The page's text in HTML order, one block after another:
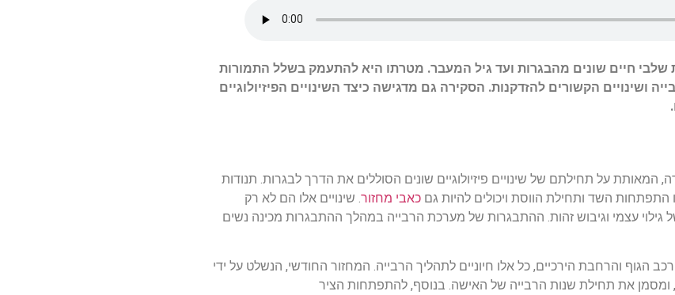
שלבי חיים שונים מהבגרות ועד גיל המעבר. מטרתו היא להתעמק בשלל התמורות
ושינויים הקשורים להזדקנות. הסקירה גם מדגישה כיצד השינויים הפיזיולוגיים
על תחילתם של שינויים פיזיולוגיים שונים הסוללים את הדרך לבגרות. תנודות
התפתחות השד ותחילת הווסת ויכולים להיות גם כאבי מחזור. שינויים אלו הם לא רק
גילוי עצמי וגיבוש זהות. ההתבגרות של מערכת הרבייה במהלך ההתבגרות מכינה נשים
הגוף והרחבת הירכיים, כל אלו חיוניים לתהליך הרבייה. המחזור החודשי, הנשלט על ידי
את תחילת שנות הרבייה של האישה. בנוסף, להתפתחות הציר